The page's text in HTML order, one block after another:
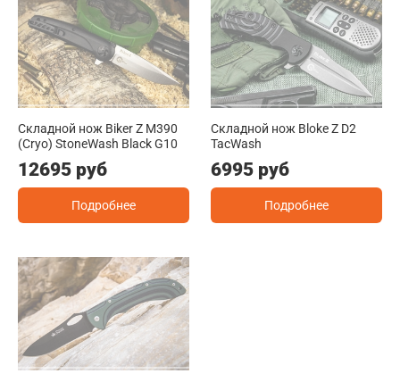
Складной нож Biker Z M390
(Cryo) StoneWash Black G10
12695 руб
Подробнее
Складной нож Bloke Z D2
TacWash
6995 руб
Подробнее